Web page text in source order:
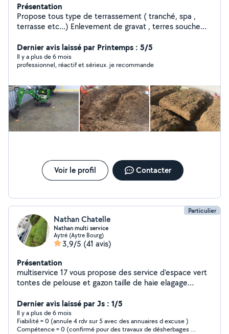
Présentation
Propose tous type de terrassement ( tranché, spa ,
terrasse etc...) Enlevement de gravat , terres souche
Dernier avis laissé par Printemps : 5/5
Il y a plus de 6 mois
professionnel, réactif et sérieux. je recommande
Voir le profil Contacter
Particulier
Nathan Chatelle
Nathan multi service
Aytré (Aytre Bourg)
3,9/5 (41 avis)
Présentation
multiservice 17 vous propose des service d'espace vert
tontes de pelouse et gazon taille de haie elagage
également de la démolition et du de nettoyage de fin
chantier
Dernier avis laissé par Js : 1/5
Il y a plus de 6 mois
Fiabilité = 0 (annule 4 rdv sur 5 avec des annuaires d excuse )
Compétence = 0 (confirmé pour des travaux de désherbages -